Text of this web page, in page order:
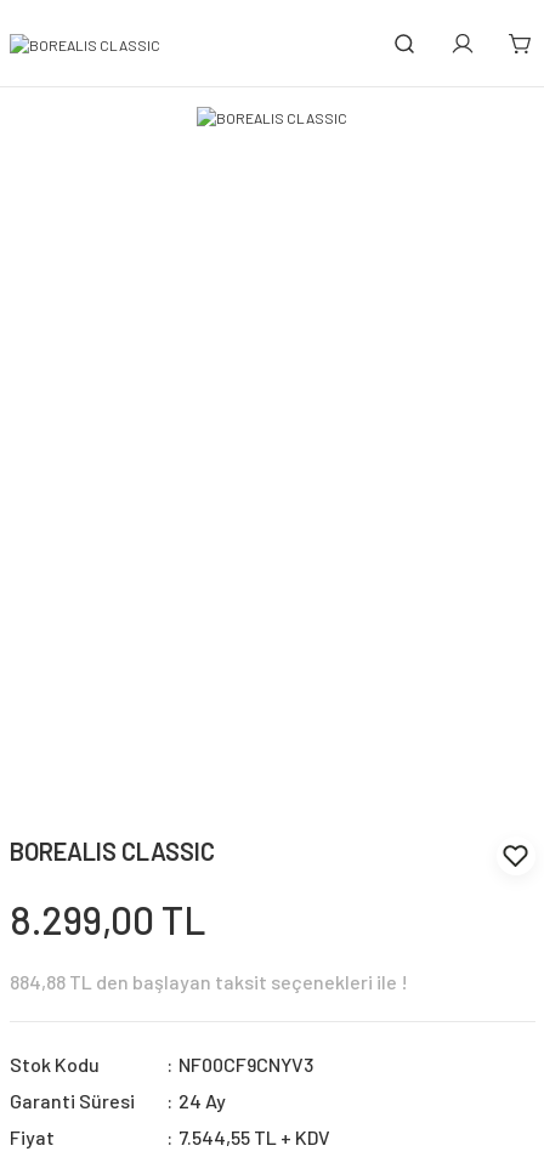
BOREALIS CLASSIC
8.299,00 TL
884,88 TL den başlayan taksit seçenekleri ile !
Stok Kodu
NF00CF9CNYV3
Garanti Süresi
24 Ay
Fiyat
7.544,55 TL + KDV